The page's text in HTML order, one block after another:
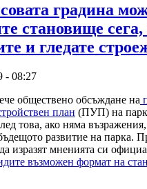
градина
становище
и гледате
- 08:27
обществено обсъждане на
план (ПУП) на парк
това, ако няма
развитие на парка.
изразят мненията си
възможен формат на